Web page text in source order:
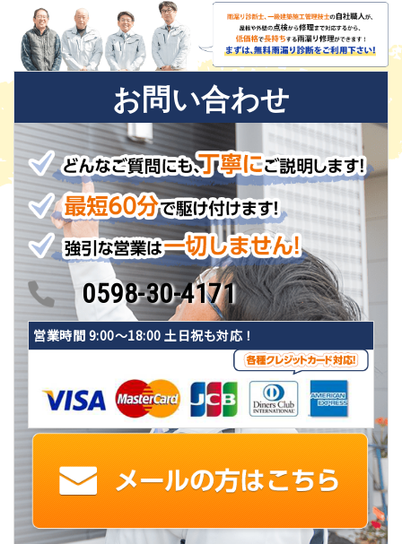
お問い合わせ
0598-30-4171
営業時間 9:00〜18:00 土日祝も対応！